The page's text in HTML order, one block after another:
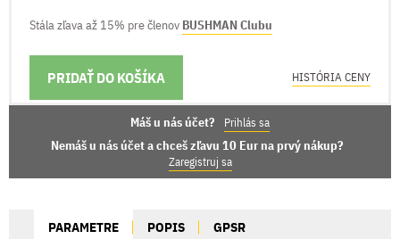
Stála zľava až 15% pre členov BUSHMAN Clubu
PRIDAŤ DO KOŠÍKA
MOŽNOSTI DORUČENIA HISTÓRIA CENY
Máš u nás účet? Prihlás sa
Nemáš u nás účet a chceš zľavu 10 Eur na prvý nákup?
Zaregistruj sa
PARAMETRE POPIS GPSR